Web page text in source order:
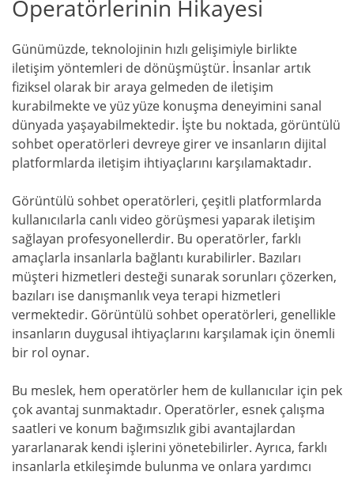
Operatörlerinin Hikayesi
Günümüzde, teknolojinin hızlı gelişimiyle birlikte
iletişim yöntemleri de dönüşmüştür. İnsanlar artık
fiziksel olarak bir araya gelmeden de iletişim
kurabilmekte ve yüz yüze konuşma deneyimini sanal
dünyada yaşayabilmektedir. İşte bu noktada, görüntülü
sohbet operatörleri devreye girer ve insanların dijital
platformlarda iletişim ihtiyaçlarını karşılamaktadır.
Görüntülü sohbet operatörleri, çeşitli platformlarda
kullanıcılarla canlı video görüşmesi yaparak iletişim
sağlayan profesyonellerdir. Bu operatörler, farklı
amaçlarla insanlarla bağlantı kurabilirler. Bazıları
müşteri hizmetleri desteği sunarak sorunları çözerken,
bazıları ise danışmanlık veya terapi hizmetleri
vermektedir. Görüntülü sohbet operatörleri, genellikle
insanların duygusal ihtiyaçlarını karşılamak için önemli
bir rol oynar.
Bu meslek, hem operatörler hem de kullanıcılar için pek
çok avantaj sunmaktadır. Operatörler, esnek çalışma
saatleri ve konum bağımsızlık gibi avantajlardan
yararlanarak kendi işlerini yönetebilirler. Ayrıca, farklı
insanlarla etkileşimde bulunma ve onlara yardımcı